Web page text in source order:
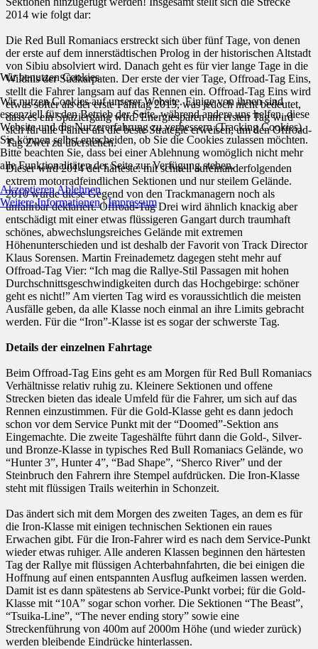
2014 wie folgt dar:
Die Red Bull Romaniacs erstreckt sich über fünf Tage, von denen
der erste auf dem innerstädtischen Prolog in der historischen Altstadt
von Sibiu absolviert wird. Danach geht es für vier lange Tage in die
Wildnis der Südkarpaten. Der erste der vier Tage, Offroad-Tag Eins,
stellt die Fahrer langsam auf das Rennen ein. Offroad-Tag Eins wird
etwas softer als der erste Fahrtag 2013, was jedoch nicht bedeutet,
dass es ein Spaziergang wird. Energiesparen am ersten Tag wird
sich für alle Fahrer als die beste Strategie erweisen, um den Offroad-
Tag Zwei zu überstehen.
Dieser wird 2014 der härteste: mit schnell aufeinanderfolgenden
extrem motorradfeindlichen Sektionen und nur steilem Gelände.
2010 wurde diese Gegend von den Trackmanagern noch als
unfahrbar deklariert. Offroad-Tag Drei wird ähnlich knackig aber
entschädigt mit einer etwas flüssigeren Gangart durch traumhaft
schönes, abwechslungsreiches Gelände mit extremen
Höhenunterschieden und ist deshalb der Favorit von Track Director
Klaus Sorensen. Martin Freinademetz dagegen steht mehr auf
Offroad-Tag Vier: “Ich mag die Rallye-Stil Passagen mit hohen
Durchschnittsgeschwindigkeiten durch das Hochgebirge: schöner
geht es nicht!” Am vierten Tag wird es voraussichtlich die meisten
Ausfälle geben, da alle Klasse noch einmal an ihre Limits gebracht
werden. Für die “Iron”-Klasse ist es sogar der schwerste Tag.
Details der einzelnen Fahrtage
Beim Offroad-Tag Eins geht es am Morgen für Red Bull Romaniacs
Verhältnisse relativ ruhig zu. Kleinere Sektionen und offene
Strecken bieten das ideale Umfeld für die Fahrer, um sich auf das
Rennen einzustimmen. Für die Gold-Klasse geht es dann jedoch
schon vor dem Service Punkt mit der “Doomed”-Sektion ans
Eingemachte. Die zweite Tageshälfte führt dann die Gold-, Silver-
und Bronze-Klasse in typisches Red Bull Romaniacs Gelände, wo
“Hunter 3”, Hunter 4”, “Bad Shape”, “Sherco River” und der
Steinbruch den Fahrern ihre Stempel aufdrücken. Die Iron-Klasse
steht mit flüssigen Trails weiterhin in Schonzeit.
Das ändert sich mit dem Morgen des zweiten Tages, an dem es für
die Iron-Klasse mit einigen technischen Sektionen ein raues
Erwachen gibt. Für die Iron-Fahrer wird es nach dem Service-Punkt
wieder etwas ruhiger. Alle anderen Klassen beginnen den härtesten
Tag der Rallye mit flüssigen Achterbahnfahrten, die bei einigen die
Hoffnung auf einen entspannten Ausflug aufkeimen lassen werden.
Damit ist es dann spätestens ab Service-Punkt vorbei; für die Gold-
Klasse mit “10A” sogar schon vorher. Die Sektionen “The Beast”,
“Tsuika-Line”, “The never ending story” sowie eine
Streckenführung von 400m auf 2000m Höhe (und wieder zurück)
werden bleibende Eindrücke hinterlassen.
Wir benutzen Cookies
Wir nutzen Cookies auf unserer Website. Einige von ihnen sind
essenziell für den Betrieb der Seite, während andere uns helfen, diese
Website und die Nutzererfahrung zu verbessern (Tracking Cookies).
Sie können selbst entscheiden, ob Sie die Cookies zulassen möchten.
Bitte beachten Sie, dass bei einer Ablehnung womöglich nicht mehr
alle Funktionalitäten der Seite zur Verfügung stehen.
Akzeptieren Ablehnen
Weitere Informationen|Impressum